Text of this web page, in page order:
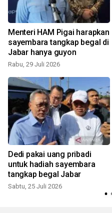
Menteri HAM Pigai harapkan
sayembara tangkap begal di
Jabar hanya guyon
Rabu, 29 Juli 2026
Dedi pakai uang pribadi
untuk hadiah sayembara
tangkap begal Jabar
Sabtu, 25 Juli 2026